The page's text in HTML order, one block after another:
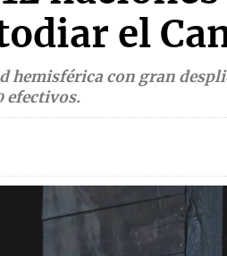
el
hemisférica con gran
efectivos.